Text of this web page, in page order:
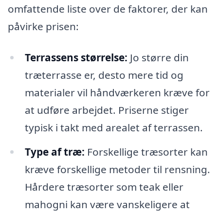
omfattende liste over de faktorer, der kan
påvirke prisen:
Terrassens størrelse: Jo større din
træterrasse er, desto mere tid og
materialer vil håndværkeren kræve for
at udføre arbejdet. Priserne stiger
typisk i takt med arealet af terrassen.
Type af træ: Forskellige træsorter kan
kræve forskellige metoder til rensning.
Hårdere træsorter som teak eller
mahogni kan være vanskeligere at